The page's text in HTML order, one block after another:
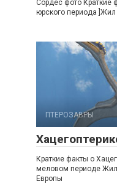
Сордес фото Краткие
юрского периода
ПТЕРОЗАВРЫ
Краткие факты о
меловом периоде Жил
Европы